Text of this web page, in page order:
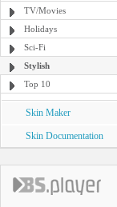
TV/Movies
Holidays
Sci-Fi
Stylish
Top 10
Skin Maker
Skin Documentation